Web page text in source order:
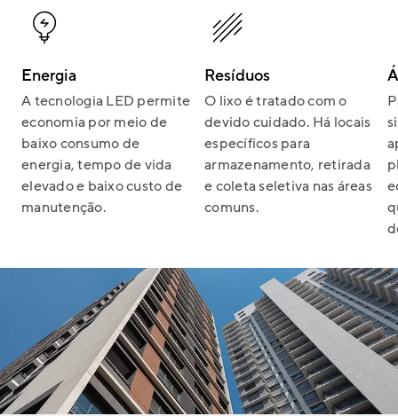
Energia
A tecnologia LED permite
economia por meio de
baixo consumo de
energia, tempo de vida
elevado e baixo custo de
manutenção.
Resíduos
O lixo é tratado com o
devido cuidado. Há locais
específicos para
armazenamento, retirada
e coleta seletiva nas áreas
comuns.